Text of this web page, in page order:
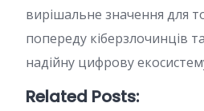
вирішальне значення для
попереду кіберзлочинців
надійну цифрову
Related Posts: